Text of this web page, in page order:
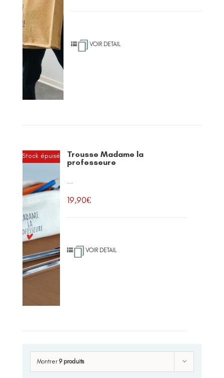
VOIR DETAIL
Stock épuisé
Trousse Madame la
professeure
...
19,90€
VOIR DETAIL
Montrer 9 produits